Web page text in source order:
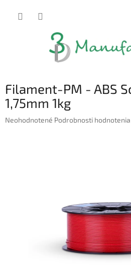
Filament-PM - ABS
1,75mm 1kg
Priemerné
Neohodnotené Podrobnosti hodnotenia